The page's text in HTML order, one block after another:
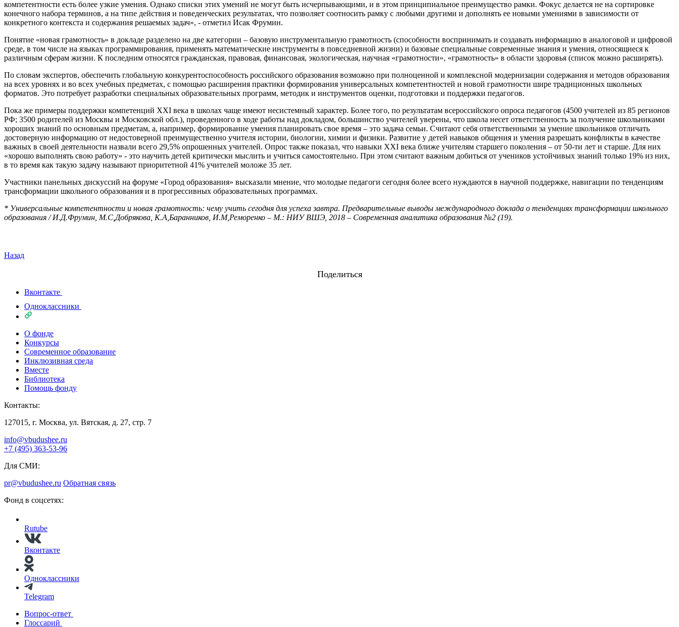
компетентности есть более узкие умения. Однако списки этих умений не могут быть исчерпывающими, и в этом принципиальное преимущество рамки. Фокус делается не на сортировке
конечного набора терминов, а на типе действия и поведенческих результатах, что позволяет соотносить рамку с любыми другими и дополнять ее новыми умениями в зависимости от
конкретного контекста и содержания решаемых задач», - отметил Исак Фрумин.
Понятие «новая грамотность» в докладе разделено на две категории – базовую инструментальную грамотность (способности воспринимать и создавать информацию в аналоговой и цифровой
среде, в том числе на языках программирования, применять математические инструменты в повседневной жизни) и базовые специальные современные знания и умения, относящиеся к
различным сферам жизни. К последним относятся гражданская, правовая, финансовая, экологическая, научная «грамотности», «грамотность» в области здоровья (список можно расширять).
По словам экспертов, обеспечить глобальную конкурентоспособность российского образования возможно при полноценной и комплексной модернизации содержания и методов образования
на всех уровнях и во всех учебных предметах, с помощью расширения практики формирования универсальных компетентностей и новой грамотности шире традиционных школьных
форматов. Это потребует разработки специальных образовательных программ, методик и инструментов оценки, подготовки и поддержки педагогов.
Пока же примеры поддержки компетенций XXI века в школах чаще имеют несистемный характер. Более того, по результатам всероссийского опроса педагогов (4500 учителей из 85 регионов
РФ; 3500 родителей из Москвы и Московской обл.), проведенного в ходе работы над докладом, большинство учителей уверены, что школа несет ответственность за получение школьниками
хороших знаний по основным предметам, а, например, формирование умения планировать свое время – это задача семьи. Считают себя ответственными за умение школьников отличать
достоверную информацию от недостоверной преимущественно учителя истории, биологии, химии и физики. Развитие у детей навыков общения и умения разрешать конфликты в качестве
важных в своей деятельности назвали всего 29,5% опрошенных учителей. Опрос также показал, что навыки XXI века ближе учителям старшего поколения – от 50-ти лет и старше. Для них
«хорошо выполнять свою работу» - это научить детей критически мыслить и учиться самостоятельно. При этом считают важным добиться от учеников устойчивых знаний только 19% из них,
в то время как такую задачу называют приоритетной 41% учителей моложе 35 лет.
Участники панельных дискуссий на форуме «Город образования» высказали мнение, что молодые педагоги сегодня более всего нуждаются в научной поддержке, навигации по тенденциям
трансформации школьного образования и в прогрессивных образовательных программах.
* Универсальные компетентности и новая грамотность: чему учить сегодня для успеха завтра. Предварительные выводы международного доклада о тенденциях трансформации школьного
образования / И.Д.Фрумин, М.С,Добрякова, К.А,Баранников, И.М,Реморенко – М.: НИУ ВШЭ, 2018 – Современная аналитика образования №2 (19).
Назад
Поделиться
Вконтакте
Одноклассники
О фонде
Конкурсы
Современное образование
Инклюзивная среда
Вместе
Библиотека
Помощь фонду
Контакты:
127015, г. Москва, ул. Вятская, д. 27, стр. 7
info@vbudushee.ru
+7 (495) 363-53-96
Для СМИ:
pr@vbudushee.ru Обратная связь
Фонд в соцсетях:
Rutube
Вконтакте
Одноклассники
Telegram
Вопрос-ответ
Глоссарий